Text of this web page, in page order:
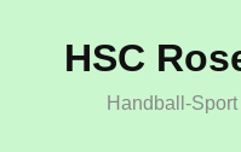
HSC
Handball-